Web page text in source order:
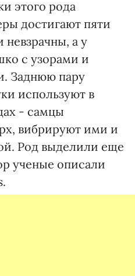
этого рода
достигают пяти
а у
с узорами и
Заднюю пару
используют в
- самцы
вибрируют ими и
Род выделили еще
ученые описали